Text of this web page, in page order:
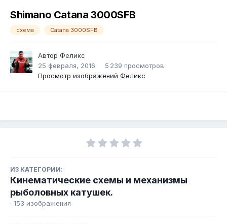
Shimano Catana 3000SFB
схема Catana 3000SFB
Автор Феликс
25 февраля, 2016
5 239 просмотров
Просмотр изображений Феликс
ИЗ КАТЕГОРИИ:
Кинематические схемы и механизмы
рыболовных катушек.
· 153 изображения